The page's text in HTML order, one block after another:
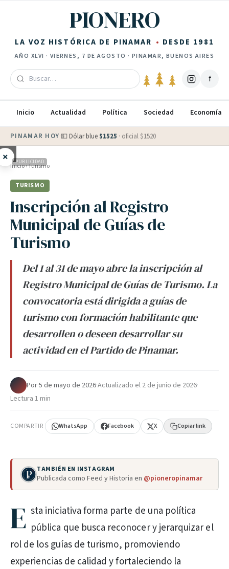
PIONERO
LA VOZ HISTÓRICA DE PINAMAR DESDE 1981
AÑO XLVI · VIERNES, 7 DE AGOSTO · PINAMAR, BUENOS AIRES
f
Inicio Actualidad Política Sociedad Economía
PINAMAR HOY·💵 Dólar blue $1525 · oficial $1520
× PUBLICIDAD
Inicio›Turismo
TURISMO
Inscripción al Registro
Municipal de Guías de
Turismo
Del 1 al 31 de mayo abre la inscripción al
Registro Municipal de Guías de Turismo. La
convocatoria está dirigida a guías de
turismo con formación habilitante que
desarrollen o deseen desarrollar su
actividad en el Partido de Pinamar.
Por·5 de mayo de 2026·Actualizado el 2 de junio de 2026·
Lectura 1 min
COMPARTIR WhatsApp Facebook X Copiar link
TAMBIÉN EN INSTAGRAM
Publicada como Feed y Historia en @pioneropinamar
E sta iniciativa forma parte de una política
pública que busca reconocer y jerarquizar el
rol de los guías de turismo, promoviendo
experiencias de calidad y fortaleciendo la